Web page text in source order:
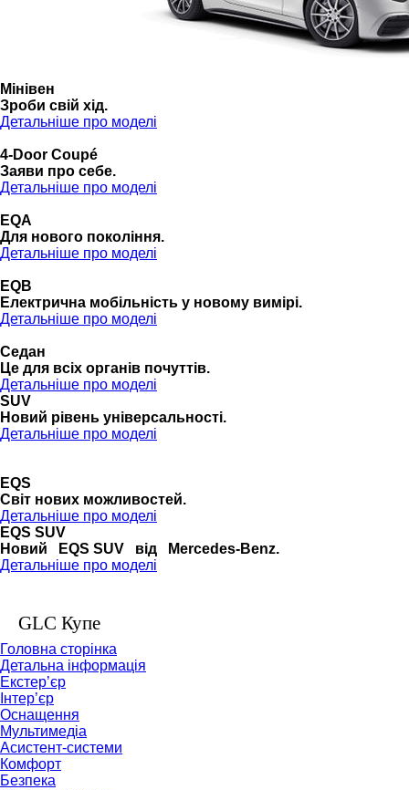
Мінівен
Зроби свій хід.
Детальніше про моделі
4-Door Coupé
Заяви про себе.
Детальніше про моделі
EQA
Для нового покоління.
Детальніше про моделі
EQB
Електрична мобільність у новому вимірі.
Детальніше про моделі
Седан
Це для всіх органів почуттів.
Детальніше про моделі
SUV
Новий рівень універсальності.
Детальніше про моделі
EQS
Cвіт нових можливостей.
Детальніше про моделі
EQS SUV
Новий EQS SUV від Mercedes-Benz.
Детальніше про моделі
GLC Купе
Головна сторінка
Детальна інформація
Екстер’єр
Інтер’єр
Оснащення
Мультимедіа
Асистент-системи
Комфорт
Безпека